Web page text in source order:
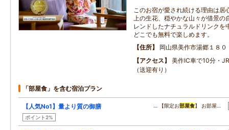
このお宿が愛され続ける理由は
上の生花、穏やかな山々が借景の
レンドしたナチュラルドリンクを
どこでも無料で楽しめます。
住所
岡山県美作市湯郷１８０
アクセス
美作IC車で10分・
（送迎有り）
「部屋食」を含む宿泊プラン
【人気No1】量より質の御膳
ポイント2%
… 【限定お部屋食】 お部屋…